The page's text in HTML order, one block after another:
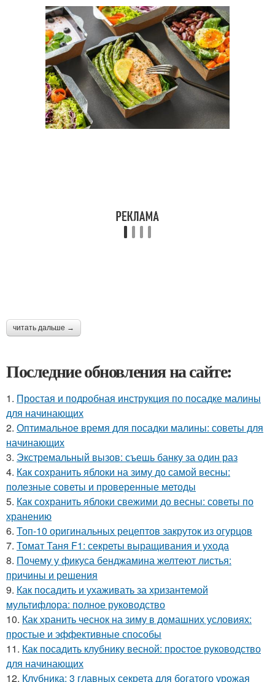
читать дальше →
Последние обновления на сайте:
1. Простая и подробная инструкция по посадке малины
для начинающих
2. Оптимальное время для посадки малины: советы для
начинающих
3. Экстремальный вызов: съешь банку за один раз
4. Как сохранить яблоки на зиму до самой весны:
полезные советы и проверенные методы
5. Как сохранить яблоки свежими до весны: советы по
хранению
6. Топ-10 оригинальных рецептов закруток из огурцов
7. Томат Таня F1: секреты выращивания и ухода
8. Почему у фикуса бенджамина желтеют листья:
причины и решения
9. Как посадить и ухаживать за хризантемой
мультифлора: полное руководство
10. Как хранить чеснок на зиму в домашних условиях:
простые и эффективные способы
11. Как посадить клубнику весной: простое руководство
для начинающих
12. Клубника: 3 главных секрета для богатого урожая